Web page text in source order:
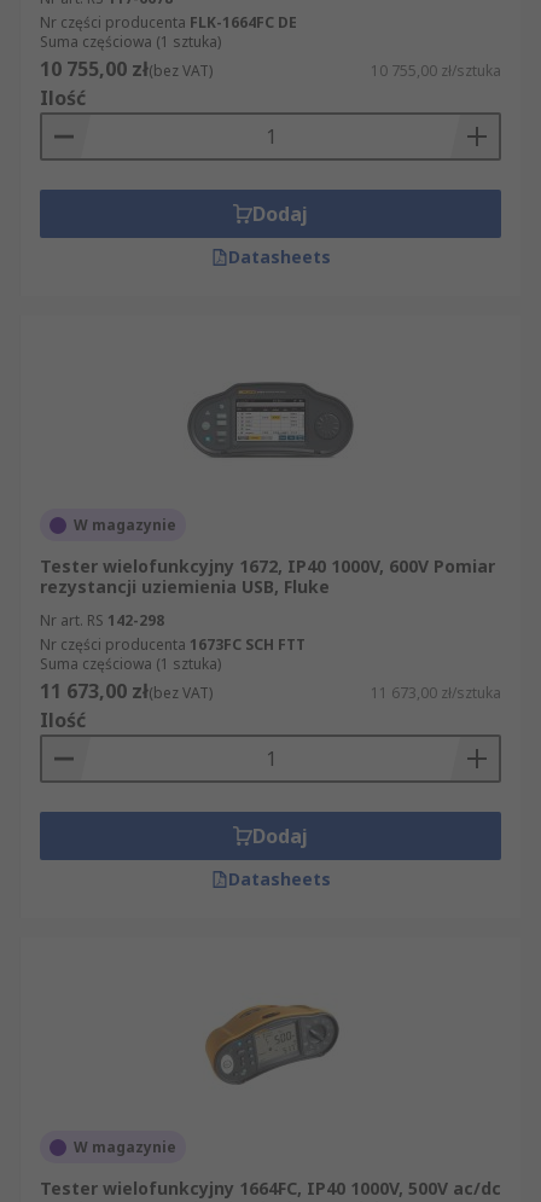
Nr części producenta FLK-1664FC DE
Suma częściowa (1 sztuka)
10 755,00 zł(bez VAT) 10 755,00 zł/sztuka
Ilość
Dodaj
Datasheets
W magazynie
Tester wielofunkcyjny 1672, IP40 1000V, 600V Pomiar
rezystancji uziemienia USB, Fluke
Nr art. RS 142-298
Nr części producenta 1673FC SCH FTT
Suma częściowa (1 sztuka)
11 673,00 zł(bez VAT) 11 673,00 zł/sztuka
Ilość
Dodaj
Datasheets
W magazynie
Tester wielofunkcyjny 1664FC, IP40 1000V, 500V ac/dc